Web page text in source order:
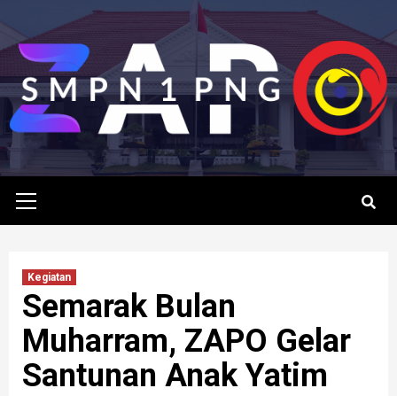
content
Menu
Kegiatan
Semarak Bulan
Muharram, ZAPO Gelar
Santunan Anak Yatim